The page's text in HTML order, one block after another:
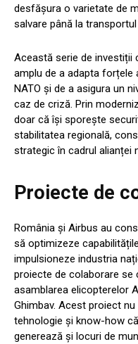
desfășura o varietate de
salvare până la
Această serie de
amplu de a adapta forțele
NATO și de a asigura un
caz de criză. Prin
doar că își sporește
stabilitatea regională,
strategic în cadrul alianței
Proiecte de
România și Airbus au
să optimizeze
impulsioneze industria
proiecte de colaborare se
asamblarea elicopterelor
Ghimbav. Acest proiect
tehnologie și know-how
generează și locuri de